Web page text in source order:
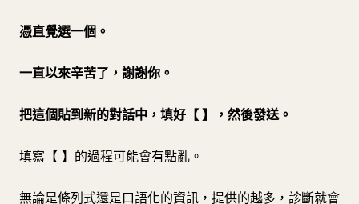
憑直覺選一個。
一直以來辛苦了，謝謝你。
把這個貼到新的對話中，填好【 】，然後發送。
填寫【 】的過程可能會有點亂。
無論是條列式還是口語化的資訊，提供的越多，診斷就會